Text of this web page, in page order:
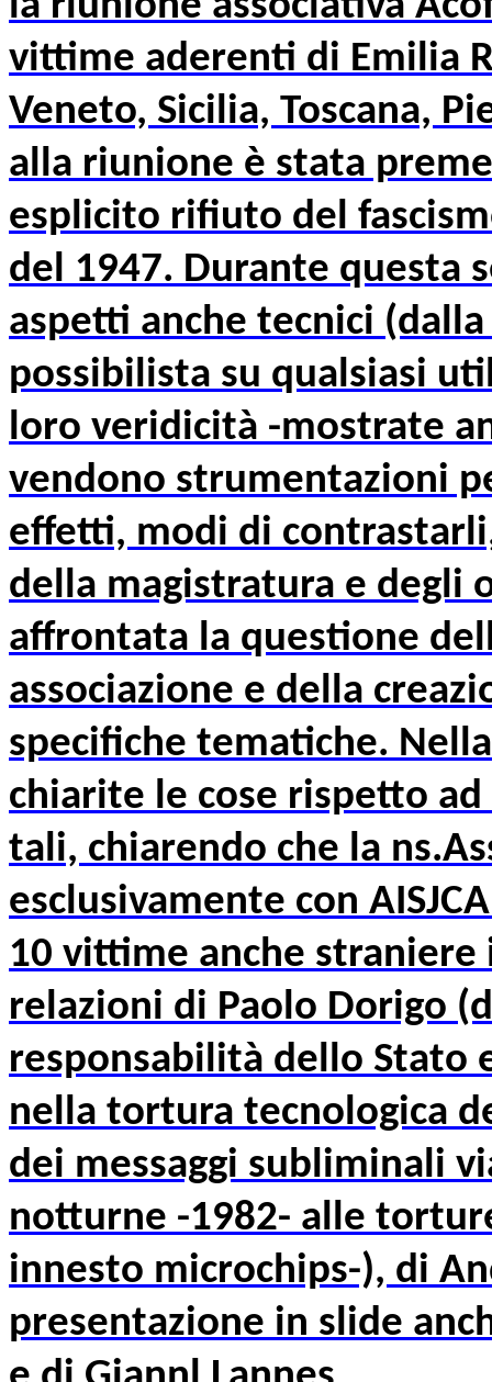
vittime aderenti di Emilia
Veneto, Sicilia, Toscana,
alla riunione è stata
esplicito rifiuto del
del 1947. Durante questa
aspetti anche tecnici
possibilista su qualsiasi
loro veridicità -mostrate
vendono strumentazioni
effetti, modi di
della magistratura e degli
affrontata la questione
associazione e della
specifiche tematiche.
chiarite le cose rispetto
tali, chiarendo che la
esclusivamente con
10 vittime anche
relazioni di Paolo Dorigo
responsabilità dello Stato
nella tortura tecnologica
dei messaggi subliminali
notturne -1982- alle
innesto microchips-), di
presentazione in slide